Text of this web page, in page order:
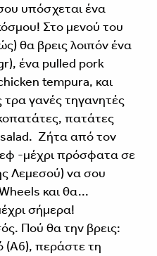
υπόσχεται ένα
Στο μενού του
θα βρεις λοιπόν ένα
ένα pulled pork
tempura, και
γανές τηγανητές
πατάτες
Ζήτα από τον
-μέχρι πρόσφατα σε
Λεμεσού) να σου
και θα...
σήμερα!
Πού θα την βρεις:
(Α6), περάστε τη